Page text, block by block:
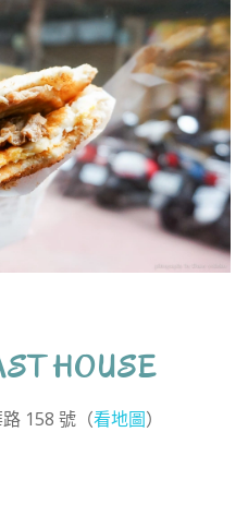
HOUSE
158 號（看地圖）